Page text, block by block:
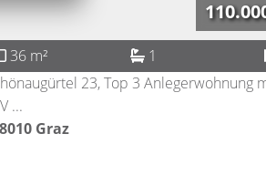
36 m² 1
23, Top 3 Anlegerwohnung
...
8010 Graz